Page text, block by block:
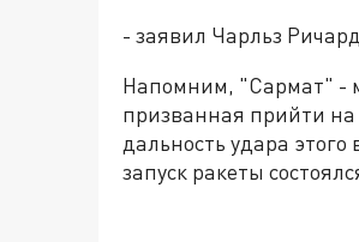
- заявил Чарльз
Напомним, "Сармат" -
призванная прийти
дальность удара
запуск ракеты